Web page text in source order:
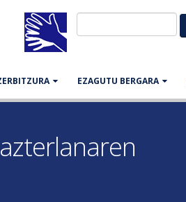
EZAGUTU BERGARA